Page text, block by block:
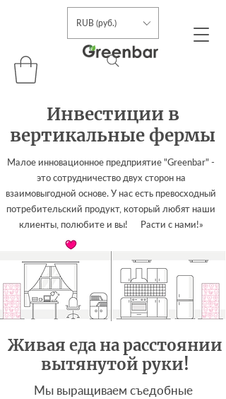
RUB (руб.)
Инвестиции в
вертикальные фермы
Малое инновационное предприятие "Greenbar" -
это сотрудничество двух сторон на
взаимовыгодной основе. У нас есть превосходный
потребительский продукт, который любят наши
клиенты, полюбите и вы! Расти с нами!»
Живая еда на расстоянии
вытянутой руки!
Мы выращиваем съедобные